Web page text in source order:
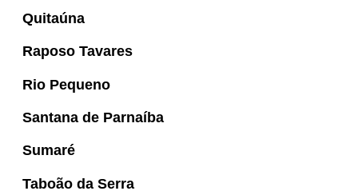
Quitaúna
Raposo Tavares
Rio Pequeno
Santana de Parnaíba
Sumaré
Taboão da Serra